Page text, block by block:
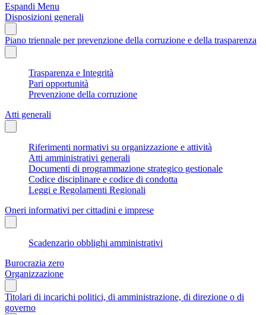
Espandi Menu
Disposizioni generali
Piano triennale per prevenzione della corruzione e della trasparenza
Trasparenza e Integrità
Pari opportunità
Prevenzione della corruzione
Atti generali
Riferimenti normativi su organizzazione e attività
Atti amministrativi generali
Documenti di programmazione strategico gestionale
Codice disciplinare e codice di condotta
Leggi e Regolamenti Regionali
Oneri informativi per cittadini e imprese
Scadenzario obblighi amministrativi
Burocrazia zero
Organizzazione
Titolari di incarichi politici, di amministrazione, di direzione o di
governo